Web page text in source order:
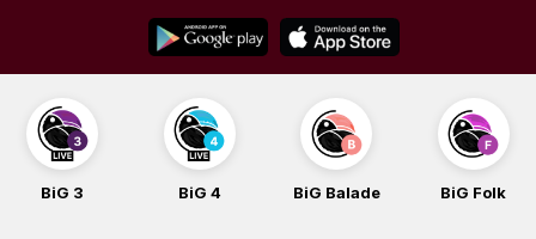
content
BiG 4 BiG Balade BiG Folk BiG iG